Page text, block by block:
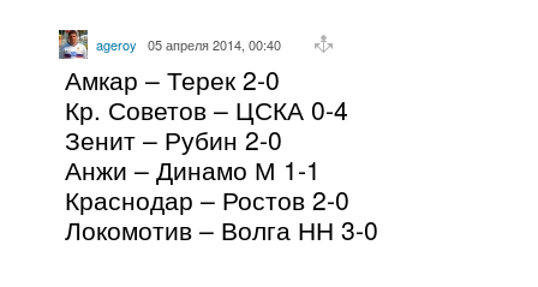
ageroy 05 апреля 2014, 00:40
Амкар – Терек 2-0
Кр. Советов – ЦСКА 0-4
Зенит – Рубин 2-0
Анжи – Динамо М 1-1
Краснодар – Ростов 2-0
Локомотив – Волга НН 3-0